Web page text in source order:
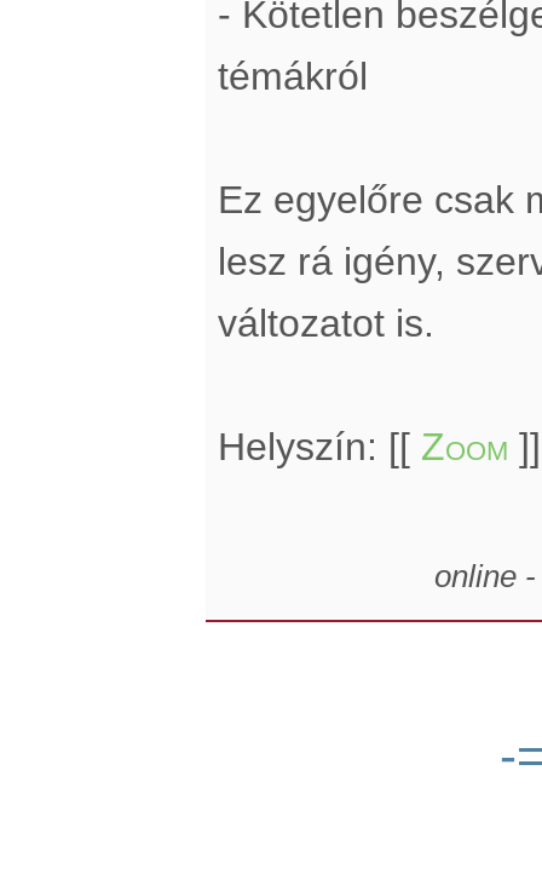
- Kötetlen
témákról
Ez egyelőre csak
lesz rá igény,
változatot is.
Helyszín: [[ Zoom ]]
online
-